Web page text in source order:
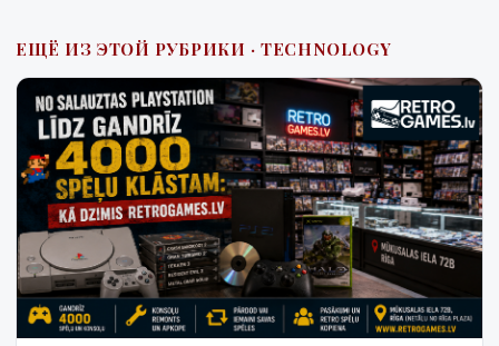
ЕЩЁ ИЗ ЭТОЙ РУБРИКИ · TECHNOLOGY